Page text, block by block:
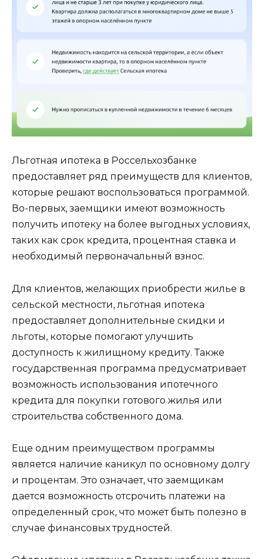
Льготная ипотека в Россельхозбанке
предоставляет ряд преимуществ для клиентов,
которые решают воспользоваться программой.
Во-первых, заемщики имеют возможность
получить ипотеку на более выгодных условиях,
таких как срок кредита, процентная ставка и
необходимый первоначальный взнос.
Для клиентов, желающих приобрести жилье в
сельской местности, льготная ипотека
предоставляет дополнительные скидки и
льготы, которые помогают улучшить
доступность к жилищному кредиту. Также
государственная программа предусматривает
возможность использования ипотечного
кредита для покупки готового жилья или
строительства собственного дома.
Еще одним преимуществом программы
является наличие каникул по основному долгу
и процентам. Это означает, что заемщикам
дается возможность отсрочить платежи на
определенный срок, что может быть полезно в
случае финансовых трудностей.